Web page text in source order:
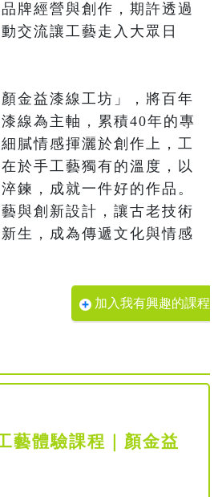
牌經營與創作，期許透過
交流讓工藝走入大眾日
金益漆線工坊」，將百年
線為主軸，累積40年的專
膩情感揮灑於創作上，工
於手工藝獨有的溫度，以
鍊，成就一件好的作品。
與創新設計，讓古老技術
生，成為傳遞文化與情感
加入我有興趣的課程
藝體驗課程｜顏金益